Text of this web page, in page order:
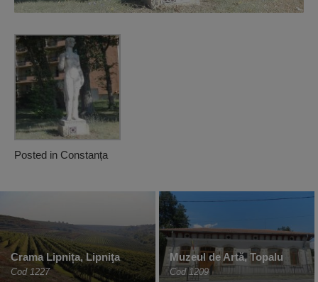
Posted in Constanța
Crama Lipnița, Lipniţa
Cod 1227
Muzeul de Artă, Topalu
Cod 1209